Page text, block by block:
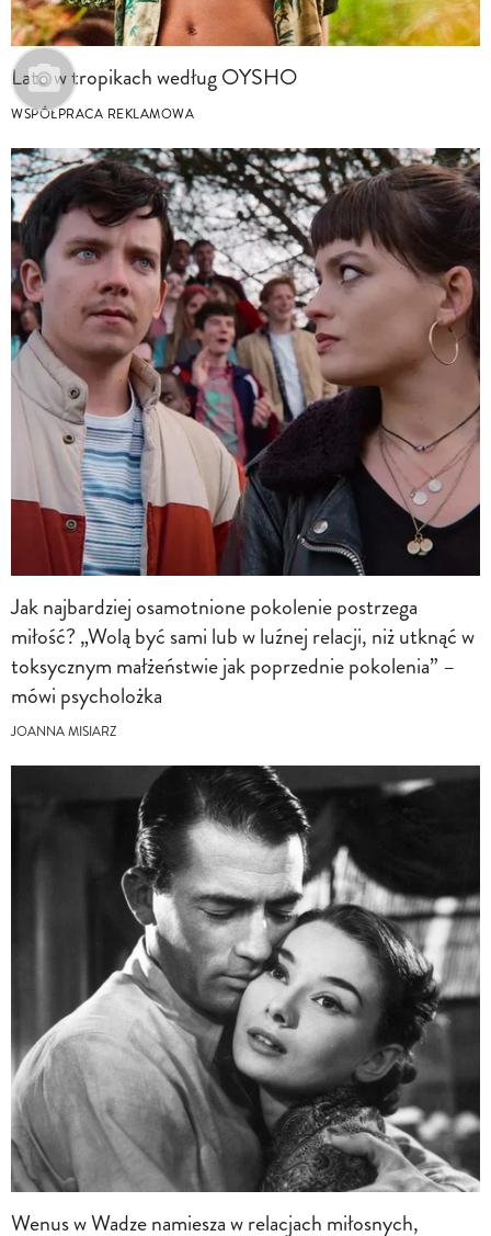
Lato w tropikach według OYSHO
WSPÓŁPRACA REKLAMOWA
Jak najbardziej osamotnione pokolenie postrzega
miłość? „Wolą być sami lub w luźnej relacji, niż utknąć w
toksycznym małżeństwie jak poprzednie pokolenia” –
mówi psycholożka
JOANNA MISIARZ
Wenus w Wadze namiesza w relacjach miłosnych,